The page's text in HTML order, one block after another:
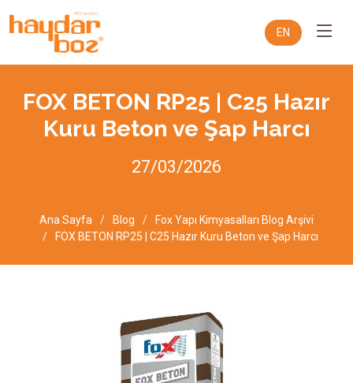
EN
FOX BETON RP25 | C25 Hazır
Kuru Beton ve Şap Harcı
27/03/2026
Ana Sayfa Blog
Fox Yapı Kimyasalları Blog Arşivi
FOX BETON RP25 | C25 Hazır Kuru Beton ve Şap Harcı